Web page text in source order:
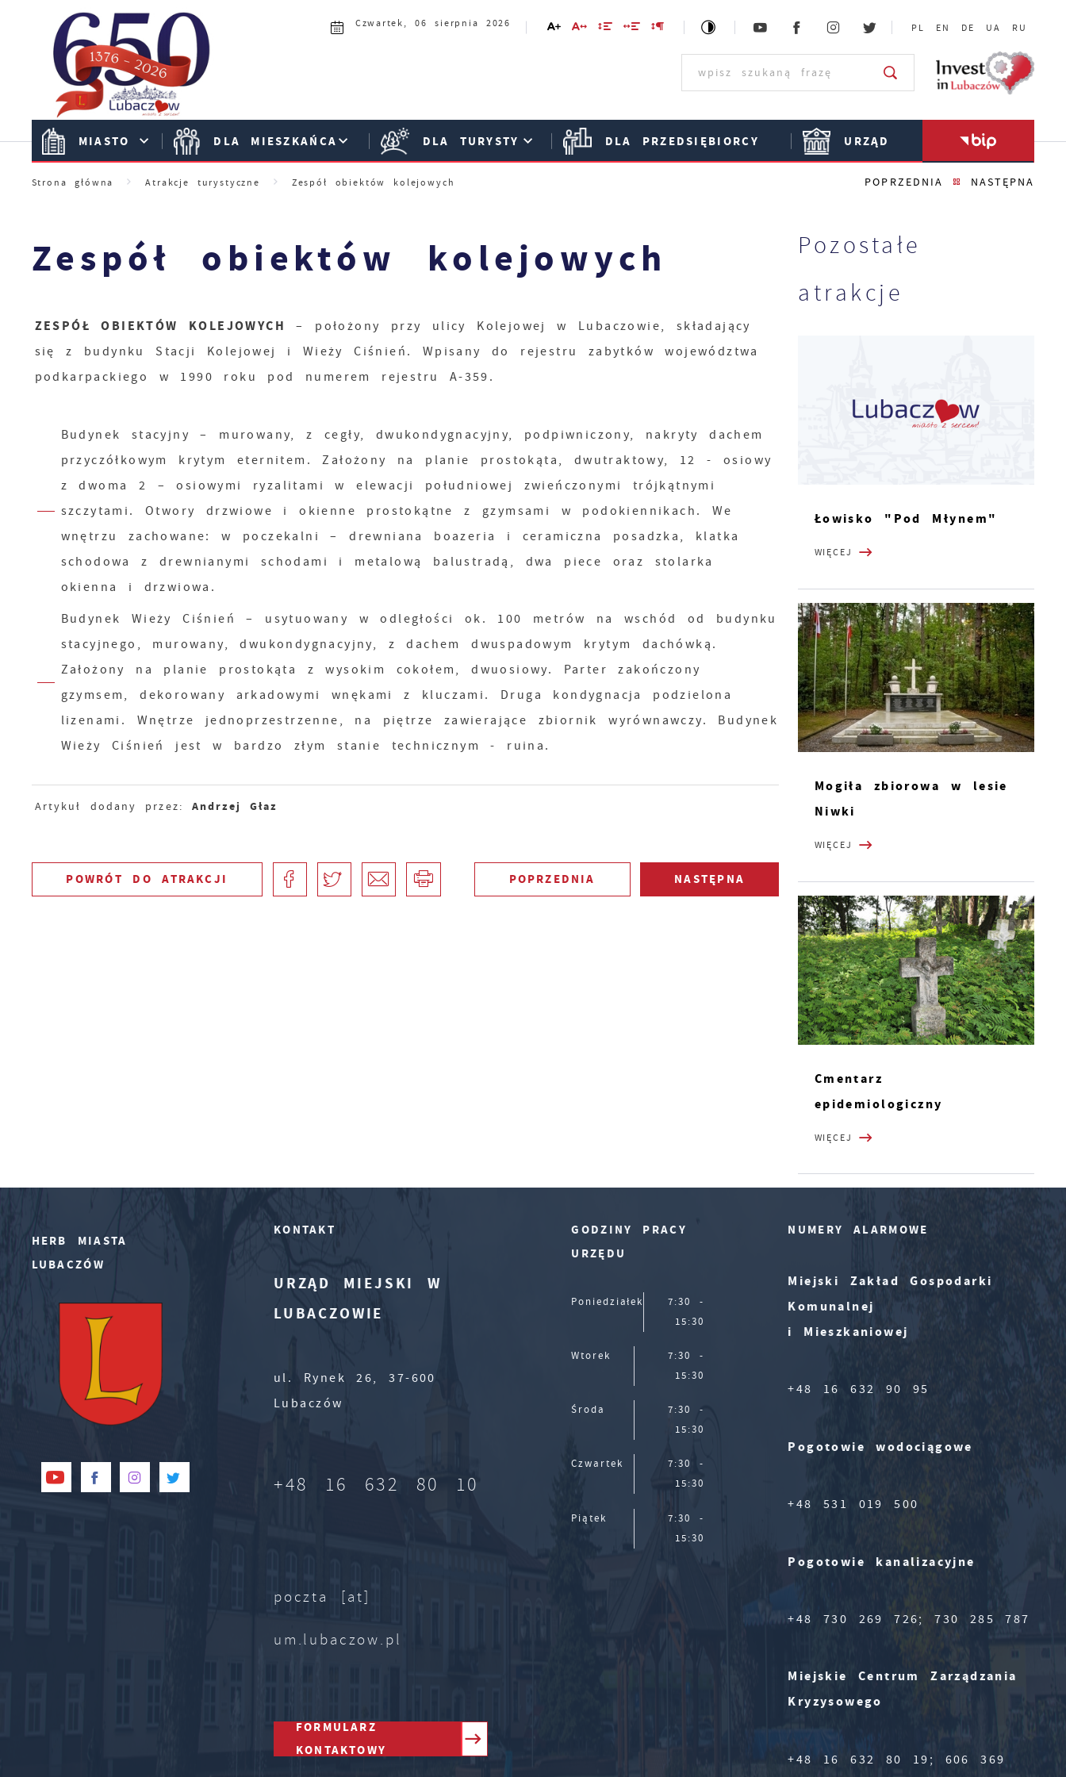
Przejdź do menu.
Przejdź do wyszukiwarki.
Przejdź do treści.
Przejdź do ustawień wielkości czcionki.
Włącz wersję kontrastową strony.
Czwartek, 06 sierpnia 2026 PL EN DE UA RU
MIASTO DLA MIESZKAŃCA DLA TURYSTY DLA PRZEDSIĘBIORCY URZĄD
Strona główna Atrakcje turystyczne Zespół obiektów kolejowych POPRZEDNIA NASTĘPNA
Zespół obiektów kolejowych
ZESPÓŁ OBIEKTÓW KOLEJOWYCH
– położony przy ulicy Kolejowej w Lubaczowie, składający
się z budynku Stacji Kolejowej i Wieży Ciśnień. Wpisany do rejestru zabytków województwa
podkarpackiego w 1990 roku pod numerem rejestru A-359.
Budynek stacyjny – murowany, z cegły, dwukondygnacyjny, podpiwniczony, nakryty dachem
przyczółkowym krytym eternitem. Założony na planie prostokąta, dwutraktowy, 12 - osiowy
z dwoma 2 – osiowymi ryzalitami w elewacji południowej zwieńczonymi trójkątnymi
szczytami. Otwory drzwiowe i okienne prostokątne z gzymsami w podokiennikach. We
wnętrzu zachowane: w poczekalni – drewniana boazeria i ceramiczna posadzka, klatka
schodowa z drewnianymi schodami i metalową balustradą, dwa piece oraz stolarka
okienna i drzwiowa.
Budynek Wieży Ciśnień – usytuowany w odległości ok. 100 metrów na wschód od budynku
stacyjnego, murowany, dwukondygnacyjny, z dachem dwuspadowym krytym dachówką.
Założony na planie prostokąta z wysokim cokołem, dwuosiowy. Parter zakończony
gzymsem, dekorowany arkadowymi wnękami z kluczami. Druga kondygnacja podzielona
lizenami. Wnętrze jednoprzestrzenne, na piętrze zawierające zbiornik wyrównawczy. Budynek
Wieży Ciśnień jest w bardzo złym stanie technicznym - ruina.
Artykuł dodany przez:Andrzej Głaz
POWRÓT DO ATRAKCJI POPRZEDNIA NASTĘPNA
Pozostałe
atrakcje
Łowisko "Pod Młynem"
WIĘCEJ
Mogiła zbiorowa w lesie
Niwki
WIĘCEJ
Cmentarz
epidemiologiczny
WIĘCEJ
HERB MIASTA
LUBACZÓW
KONTAKT
URZĄD MIEJSKI W
LUBACZOWIE
ul. Rynek 26, 37-600
Lubaczów
+48 16 632 80 10
poczta [at]
um.lubaczow.pl
FORMULARZ
KONTAKTOWY
GODZINY PRACY
URZĘDU
Poniedziałek
7:30 -
15:30
Wtorek
7:30 -
15:30
Środa
7:30 -
15:30
Czwartek
7:30 -
15:30
Piątek
7:30 -
15:30
NUMERY ALARMOWE
Miejski Zakład Gospodarki
Komunalnej
i Mieszkaniowej
+48 16 632 90 95
Pogotowie wodociągowe
+48 531 019 500
Pogotowie kanalizacyjne
+48 730 269 726; 730 285 787
Miejskie Centrum Zarządzania
Kryzysowego
+48 16 632 80 19; 606 369